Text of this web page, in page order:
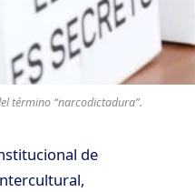
término “narcodictadura”.
de